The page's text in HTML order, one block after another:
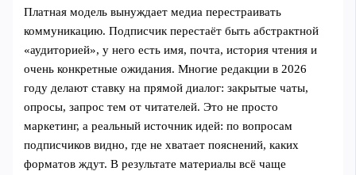
Платная модель вынуждает медиа перестраивать
коммуникацию. Подписчик перестаёт быть абстрактной
«аудиторией», у него есть имя, почта, история чтения и
очень конкретные ожидания. Многие редакции в 2026
году делают ставку на прямой диалог: закрытые чаты,
опросы, запрос тем от читателей. Это не просто
маркетинг, а реальный источник идей: по вопросам
подписчиков видно, где не хватает пояснений, каких
форматов ждут. В результате материалы всё чаще